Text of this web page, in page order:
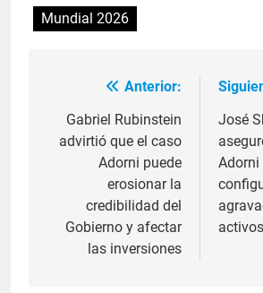
Mundial 2026
Anterior:
Gabriel Rubinstein
advirtió que el caso
Adorni puede
erosionar la
credibilidad del
Gobierno y afectar
las inversiones
José
Adorni
activos